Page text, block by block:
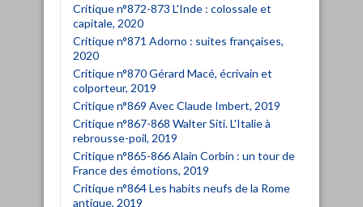
Critique n°872-873 L'Inde : colossale et
capitale, 2020
Critique n°871 Adorno : suites françaises,
2020
Critique n°870 Gérard Macé, écrivain et
colporteur, 2019
Critique n°869 Avec Claude Imbert, 2019
Critique n°867-868 Walter Siti. L'Italie à
rebrousse-poil, 2019
Critique n°865-866 Alain Corbin : un tour de
France des émotions, 2019
Critique n°864 Les habits neufs de la Rome
antique, 2019